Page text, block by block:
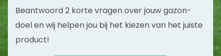
Beantwoord 2 korte vragen over jouw gazon-
doel en wij helpen jou bij het kiezen van het juiste
product!